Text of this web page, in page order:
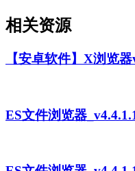
相关资源
【安卓软件】X浏览
ES文件浏览器